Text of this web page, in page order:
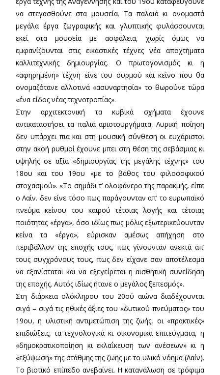
να στεγασθούνε στα μουσεία. Τα παλαιά κι ονομαστά
μεγάλα έργα ζωγραφικής και γλυπτικής φυλάσσουνται
εκεί στα μουσεία με ασφάλεια, χωρίς όμως να
εμφανίζουνται στις εικαστικές τέχνες νέα αποχτήματα
καλλιτεχνικής δημιουργίας. Ο πρωτογονισμός κι η
«αφηρημένη» τέχνη είνε του συρμού και κείνο που θα
ονομαζότανε αλλοτινά «ασυναρτησία» το θωρούνε τώρα
«ένα είδος νέας τεχνοτροπίας».
Στην αρχιτεκτονική τα κυβικά σχήματα έχουνε
αντικαταστήσει τα παλιά αριστουργήματα. Λυρική ποίηση
δεν υπάρχει πια και στη μουσική σύνθεση οι ευχάριστοι
στην ακοή ρυθμοί έχουνε μπει στη θέση της σεβάσμιας κι
υψηλής σε αξία «δημιουργίας της μεγάλης τέχνης» του
18ου και του 19ου «με το βάθος του φιλοσοφικού
στοχασμού». «Το σημάδι τ’ ολοφάνερο της παρακμής, είπε
ο Λαίν. δεν είνε τόσο πως παράγουνταν απ’ το ευρωπαϊκό
πνεύμα κείνου του καιρού τέτοιας λογής και τέτοιας
ποιότητας «έργα», όσο ιδίως πως μόλις εξωτερικεύουνταν
κείνα τα «έργα», εύρισκαν αμέσως απήχηση στο
περιβάλλον της εποχής τους, πως γίνουνταν ανεκτά απ’
τους συγχρόνους τους, πως δεν είχανε σαν αποτέλεσμα
να εξανίσταται και να εξεγείρεται η αισθητική συνείδηση
της εποχής. Αυτός ιδίως ήτανε ο μεγάλος ξεπεσμός».
Στη διάρκεια ολόκληρου του 20ού αιώνα διαδέχουνται
σιγά – σιγά τις ηθικές άξιες του «δυτικού πνεύματος» του
19ου, η υλιστική αντιμετώπιση της ζωής, οι «πρακτικές»
επιδιώξεις, τα τεχνολογικά κι οικονομικά επιτεύγματα, η
«δημοκρατικοποίηση κι εκλαΐκευση των ανέσεων» κι η
«εξύψωση» της στάθμης της ζωής με το υλικό νόημα (Λαίν).
Το βιοτικό επίπεδο ανεβαίνει. Η κατανάλωση σε τρόφιμα